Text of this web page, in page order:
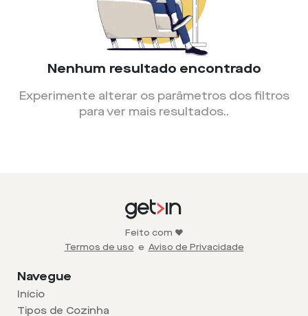
Nenhum resultado encontrado
Experimente alterar os parâmetros dos filtros
para ver mais resultados..
Feito com ❤️
Termos de uso e Aviso de Privacidade
Navegue
Início
Tipos de Cozinha